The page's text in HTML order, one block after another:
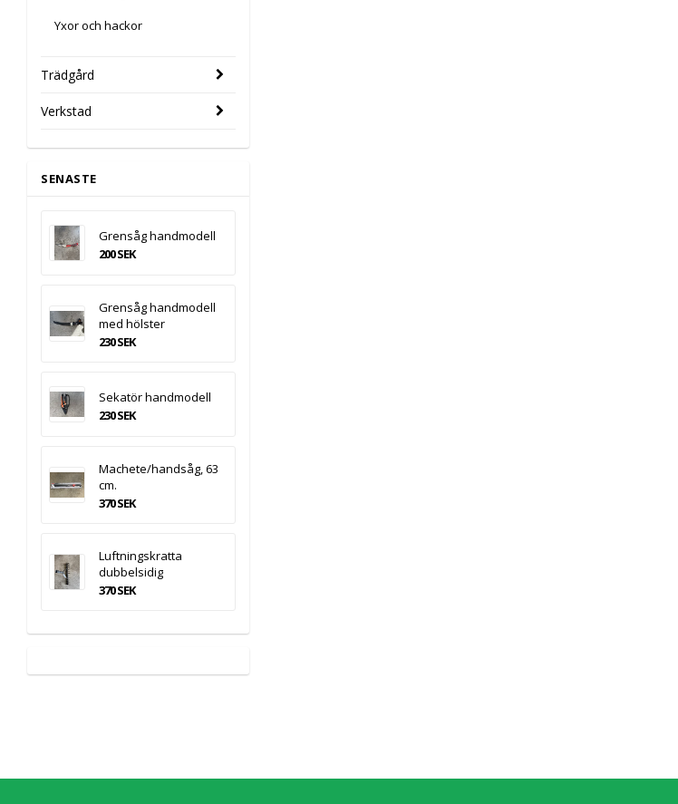
Yxor och hackor
Trädgård
Verkstad
SENASTE
Grensåg handmodell
200 SEK
Grensåg handmodell
med hölster
230 SEK
Sekatör handmodell
230 SEK
Machete/handsåg, 63
cm.
370 SEK
Luftningskratta
dubbelsidig
370 SEK